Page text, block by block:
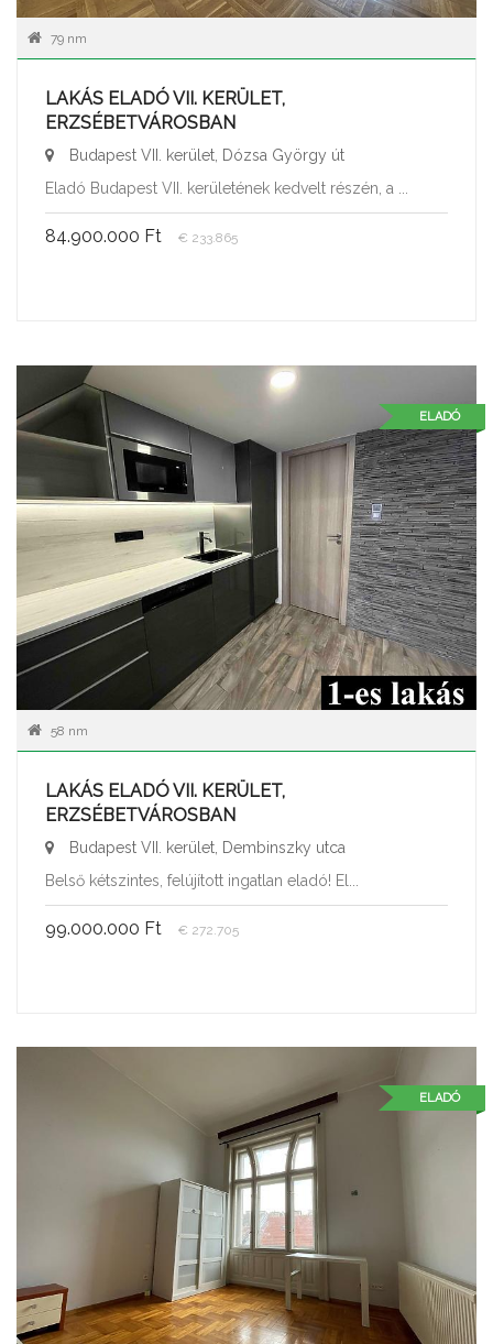
79 nm
LAKÁS ELADÓ VII. KERÜLET,
ERZSÉBETVÁROSBAN
Budapest VII. kerület, Dózsa György út
Eladó Budapest VII. kerületének kedvelt részén, a ...
84.900.000 Ft € 233.865
ELADÓ
58 nm
LAKÁS ELADÓ VII. KERÜLET,
ERZSÉBETVÁROSBAN
Budapest VII. kerület, Dembinszky utca
Belső kétszintes, felújított ingatlan eladó! El...
99.000.000 Ft € 272.705
ELADÓ